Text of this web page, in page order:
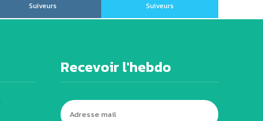
Suiveurs
Suiveurs
Recevoir l'hebdo